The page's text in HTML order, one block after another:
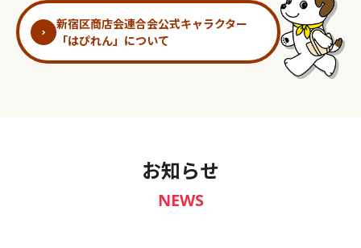
新宿区商店会連合会公式キャラクター
「はぴれん」について
お知らせ
NEWS